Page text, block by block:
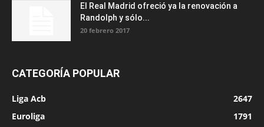
El Real Madrid ofreció ya la renovación a
Randolph y sólo...
20 febrero 2017
CATEGORÍA POPULAR
Liga Acb
2647
Euroliga
1791